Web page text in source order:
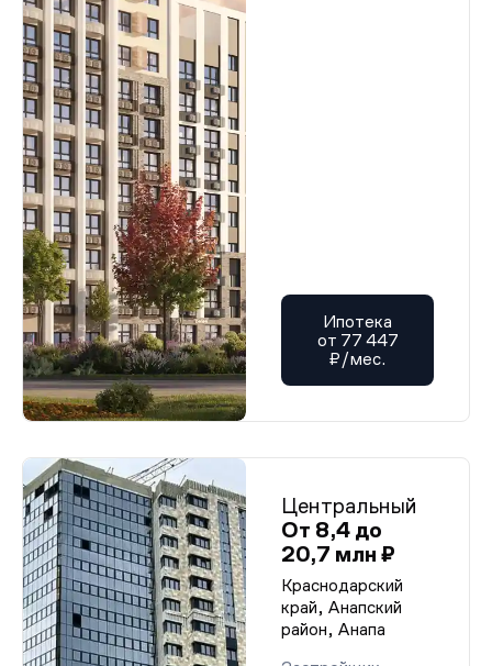
Ипотека
от 77 447
₽/мес.
Центральный
От 8,4 до
20,7 млн ₽
Краснодарский
край, Анапский
район, Анапа